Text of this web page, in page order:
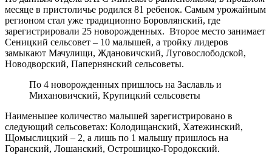
месяце в пристоличье родился 81 ребенок. Самым урожайным
регионом стал уже традиционно Боровлянский, где
зарегистрировали 25 новорожденных. Второе место занимает
Сеницкий сельсовет – 10 малышей, а тройку лидеров
замыкают Мачулищи, Ждановичский, Луговослободской,
Новодворский, Папернянский сельсоветы.
По 4 новорожденных пришлось на Заславль и
Михановичский, Крупицкий сельсоветы
Наименьшее количество малышей зарегистрировано в
следующий сельсоветах: Колодищанский, Хатежинский,
Щомыслицкий – 2, а лишь по 1 малышу пришлось на
Горанский, Лошанский, Острошицко-Городокский.